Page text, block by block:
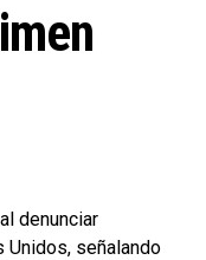
denunciar
Unidos, señalando